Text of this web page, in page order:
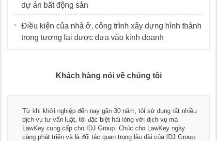
dự án bất động sản
Điều kiện của nhà ở, công trình xây dựng hình thành
trong tương lai được đưa vào kinh doanh
Khách hàng nói về chúng tôi
Từ khi khởi nghiệp đến nay gần 30 năm, tôi sử dụng rất nhiều
dịch vụ tư vấn luật, tôi đặc biệt hài lòng với dịch vụ mà
LawKey cung cấp cho IDJ Group. Chúc cho LawKey ngày
càng phát triển và là đối tác quan trọng lâu dài của IDJ Group.